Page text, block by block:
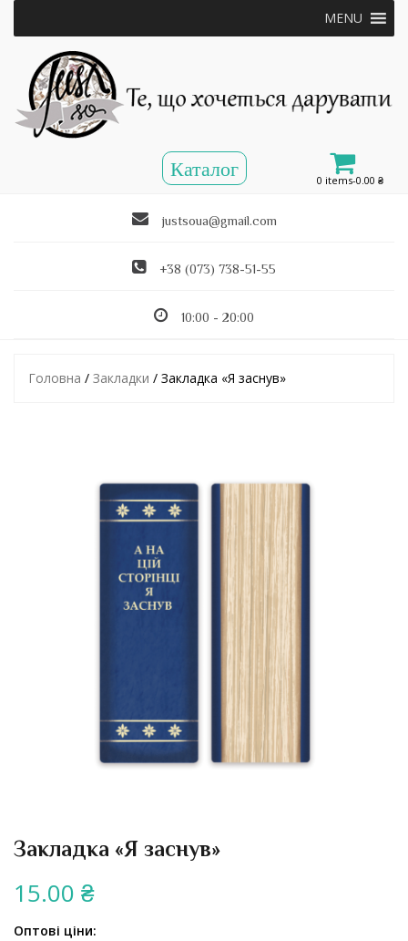
MENU
0 items-0.00₴
justsoua@gmail.com
+38 (073) 738-51-55
10:00 - 20:00
Головна / Закладки / Закладка «Я заснув»
Закладка «Я заснув»
15.00 ₴
Оптові ціни: